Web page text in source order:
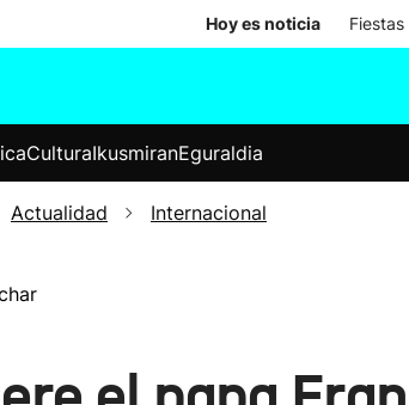
Hoy es noticia
Elecciones
CulturaIkusmiranEguraldia
Actualidad Internacional